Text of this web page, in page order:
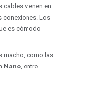
cables vienen en
conexiones. Los
es cómodo
macho, como las
Nano, entre